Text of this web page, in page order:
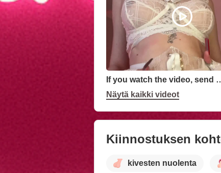
If you watch the
Näytä kaikki videot
Kiinnostuksen
kivesten nuolenta